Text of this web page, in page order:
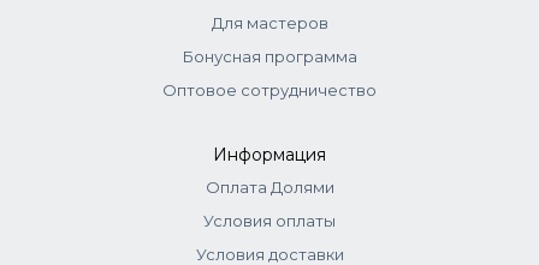
Для мастеров
Бонусная программа
Оптовое сотрудничество
Информация
Оплата Долями
Условия оплаты
Условия доставки